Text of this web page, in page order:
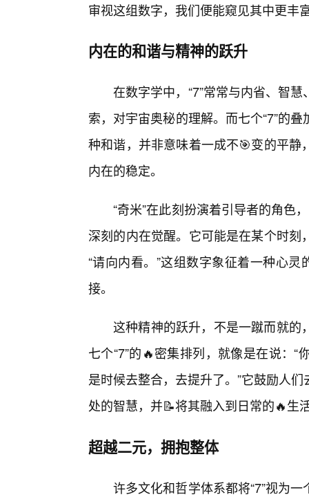
审视这组数字，我们便能窥见其中更丰
内在的和谐与精神的跃升
在数字学中，“7”常常与内省、智
索，对宇宙奥秘的理解。而七个“7”的
种和谐，并非意味着一成不🎯变的平
内在的稳定。
“奇米”在此刻扮演着引导者的角色
深刻的内在觉醒。它可能是在某个时
“请向内看。”这组数字象征着一种心
接。
这种精神的跃升，不是一蹴而就的
七个“7”的🔥密集排列，就像是在说：
是时候去整合，去提升了。”它鼓励人
处的智慧，并📝将其融入到日常的🔥生
超越二元，拥抱整体
许多文化和哲学体系都将“7”视为